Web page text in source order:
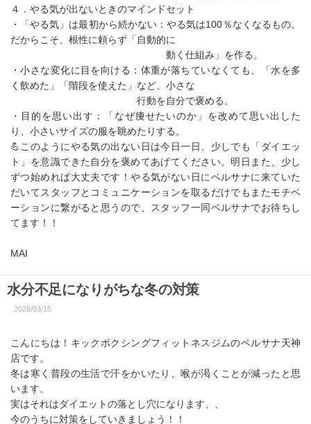
４．やる気が出ないときのマインドセット
・「やる気」は最初から続かない：やる気は100％なくなるもの。
だからこそ、根性に頼らず「自動的に
動く仕組み」を作る。
・小さな変化に目を向ける：体重が落ちていなくても、「水を多
く飲めた」「階段を使えた」など、小さな
行動を自分で褒める。
・目的を思い出す：「なぜ痩せたいのか」を改めて思い出した
り、小さいサイズの服を眺めたりする。
💪このようにやる気の出ない日は今日一日、少しでも「ダイエッ
ト」を意識できた自分を褒めてあげてください。明日また、少し
ずつ始めれば大丈夫です！やる気がない日にベルサナに来ていた
だいてスタッフとコミュニケーションを取るだけでもまたモチベ
ーションに繋がると思うので、スタッフ一同ベルサナでお待ちし
てます！！
MAI
水分不足になりがちな冬の対策
2026/03/15
こんにちは！キックボクシングフィットネスジムのベルサナ天神
店です。
冬は寒く普段の生活で汗をかいたり、喉が渇くことが減ったと思
います。
実はそれはダイエットの落とし穴になります、、
今のうちに対策をしていきましょう！！